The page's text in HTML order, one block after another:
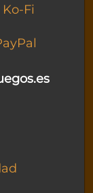
Fi